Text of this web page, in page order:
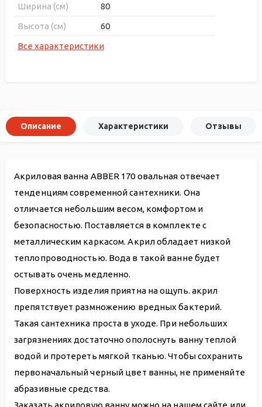
Ширина (см)
80
Высота (см)
60
Все характеристики
Описание Характеристики Отзывы
Акриловая ванна ABBER 170 овальная отвечает
тенденциям современной сантехники. Она
отличается небольшим весом, комфортом и
безопасностью. Поставляется в комплекте с
металлическим каркасом. Акрил обладает низкой
теплопроводностью. Вода в такой ванне будет
остывать очень медленно.
Поверхность изделия приятна на ощупь. акрил
препятствует размножению вредных бактерий.
Такая сантехника проста в уходе. При небольших
загрязнениях достаточно ополоснуть ванну теплой
водой и протереть мягкой тканью. Чтобы сохранить
первоначальный черный цвет ванны, не применяйте
абразивные средства.
Заказать акриловую ванну можно на нашем сайте или